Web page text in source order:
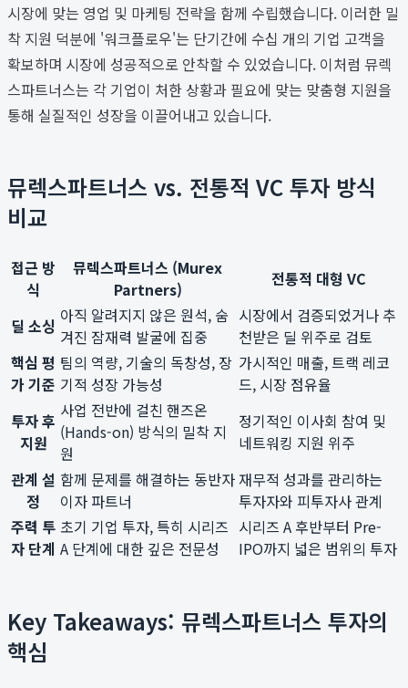
시장에 맞는 영업 및 마케팅 전략을 함께 수립했습니다. 이러한 밀
착 지원 덕분에 '워크플로우'는 단기간에 수십 개의 기업 고객을
확보하며 시장에 성공적으로 안착할 수 있었습니다. 이처럼 뮤렉
스파트너스는 각 기업이 처한 상황과 필요에 맞는 맞춤형 지원을
통해 실질적인 성장을 이끌어내고 있습니다.
뮤렉스파트너스 vs. 전통적 VC 투자 방식
비교
접근 방
식
뮤렉스파트너스 (Murex
Partners)
전통적 대형 VC
딜 소싱 아직 알려지지 않은 원석, 숨
겨진 잠재력 발굴에 집중
시장에서 검증되었거나 추
천받은 딜 위주로 검토
핵심 평
가 기준
팀의 역량, 기술의 독창성, 장
기적 성장 가능성
가시적인 매출, 트랙 레코
드, 시장 점유율
투자 후
지원
사업 전반에 걸친 핸즈온
(Hands-on) 방식의 밀착 지
원
정기적인 이사회 참여 및
네트워킹 지원 위주
관계 설
정
함께 문제를 해결하는 동반자
이자 파트너
재무적 성과를 관리하는
투자자와 피투자사 관계
주력 투
자 단계
초기 기업 투자, 특히 시리즈
A 단계에 대한 깊은 전문성
시리즈 A 후반부터 Pre-
IPO까지 넓은 범위의 투자
Key Takeaways: 뮤렉스파트너스 투자의
핵심